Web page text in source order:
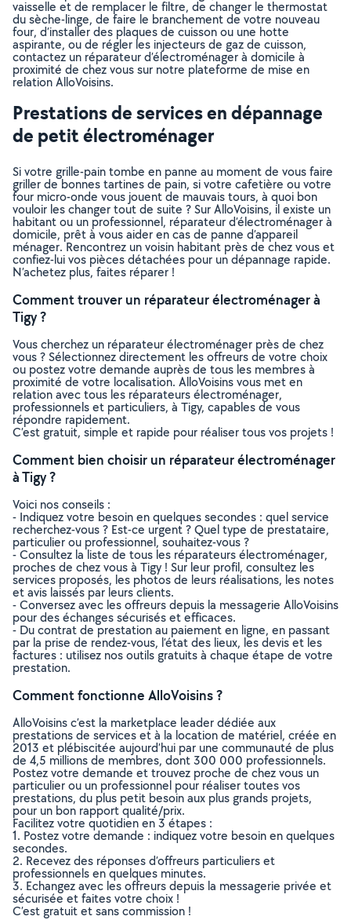
vaisselle et de remplacer le filtre, de changer le thermostat
du sèche-linge, de faire le branchement de votre nouveau
four, d’installer des plaques de cuisson ou une hotte
aspirante, ou de régler les injecteurs de gaz de cuisson,
contactez un réparateur d’électroménager à domicile à
proximité de chez vous sur notre plateforme de mise en
relation AlloVoisins.
Prestations de services en dépannage
de petit électroménager
Si votre grille-pain tombe en panne au moment de vous faire
griller de bonnes tartines de pain, si votre cafetière ou votre
four micro-onde vous jouent de mauvais tours, à quoi bon
vouloir les changer tout de suite ? Sur AlloVoisins, il existe un
habitant ou un professionnel, réparateur d’électroménager à
domicile, prêt à vous aider en cas de panne d’appareil
ménager. Rencontrez un voisin habitant près de chez vous et
confiez-lui vos pièces détachées pour un dépannage rapide.
N’achetez plus, faites réparer !
Comment trouver un réparateur électroménager à
Tigy ?
Vous cherchez un réparateur électroménager près de chez
vous ? Sélectionnez directement les offreurs de votre choix
ou postez votre demande auprès de tous les membres à
proximité de votre localisation. AlloVoisins vous met en
relation avec tous les réparateurs électroménager,
professionnels et particuliers, à Tigy, capables de vous
répondre rapidement.
C’est gratuit, simple et rapide pour réaliser tous vos projets !
Comment bien choisir un réparateur électroménager
à Tigy ?
Voici nos conseils :
- Indiquez votre besoin en quelques secondes : quel service
recherchez-vous ? Est-ce urgent ? Quel type de prestataire,
particulier ou professionnel, souhaitez-vous ?
- Consultez la liste de tous les réparateurs électroménager,
proches de chez vous à Tigy ! Sur leur profil, consultez les
services proposés, les photos de leurs réalisations, les notes
et avis laissés par leurs clients.
- Conversez avec les offreurs depuis la messagerie AlloVoisins
pour des échanges sécurisés et efficaces.
- Du contrat de prestation au paiement en ligne, en passant
par la prise de rendez-vous, l’état des lieux, les devis et les
factures : utilisez nos outils gratuits à chaque étape de votre
prestation.
Comment fonctionne AlloVoisins ?
AlloVoisins c’est la marketplace leader dédiée aux
prestations de services et à la location de matériel, créée en
2013 et plébiscitée aujourd’hui par une communauté de plus
de 4,5 millions de membres, dont 300 000 professionnels.
Postez votre demande et trouvez proche de chez vous un
particulier ou un professionnel pour réaliser toutes vos
prestations, du plus petit besoin aux plus grands projets,
pour un bon rapport qualité/prix.
Facilitez votre quotidien en 3 étapes :
1. Postez votre demande : indiquez votre besoin en quelques
secondes.
2. Recevez des réponses d’offreurs particuliers et
professionnels en quelques minutes.
3. Echangez avec les offreurs depuis la messagerie privée et
sécurisée et faites votre choix !
C’est gratuit et sans commission !